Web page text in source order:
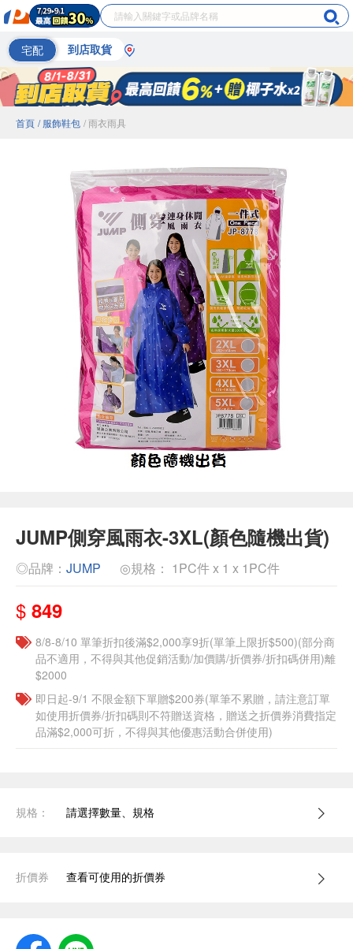
宅配 到店取貨
首頁 / 服飾鞋包 / 雨衣雨具
JUMP側穿風雨衣-3XL(顏色隨機出貨)
◎品牌： JUMP ◎規格： 1PC件 x 1 x 1PC件
$ 849
8/8-8/10 單筆折扣後滿$2,000享9折(單筆上限折$500)(部分商
品不適用，不得與其他促銷活動/加價購/折價券/折扣碼併用)離
$2000
即日起-9/1 不限金額下單贈$200券(單筆不累贈，請注意訂單
如使用折價券/折扣碼則不符贈送資格，贈送之折價券消費指定
品滿$2,000可折，不得與其他優惠活動合併使用)
規格： 請選擇數量、規格
折價券 查看可使用的折價券